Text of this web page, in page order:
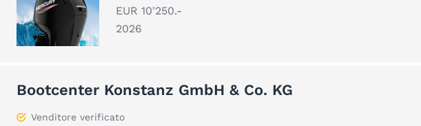
EUR 10'250.-
2026
Bootcenter Konstanz GmbH & Co. KG
Venditore verificato